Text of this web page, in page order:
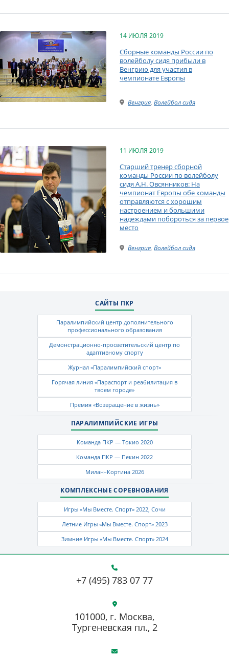
14 ИЮЛЯ 2019
Сборные команды России по
волейболу сидя прибыли в
Венгрию для участия в
чемпионате Европы
Венгрия, Волейбол сидя
11 ИЮЛЯ 2019
Старший тренер сборной
команды России по волейболу
сидя А.Н. Овсянников: На
чемпионат Европы обе команды
отправляются с хорошим
настроением и большими
надеждами побороться за первое
место
Венгрия, Волейбол сидя
САЙТЫ ПКР
Паралимпийский центр дополнительного
профессионального образования
Демонстрационно-просветительский центр по
адаптивному спорту
Журнал «Паралимпийский спорт»
Горячая линия «Параспорт и реабилитация в
твоем городе»
Премия «Возвращение в жизнь»
ПАРАЛИМПИЙСКИЕ ИГРЫ
Команда ПКР — Токио 2020
Команда ПКР — Пекин 2022
Милан–Кортина 2026
КОМПЛЕКСНЫЕ СОРЕВНОВАНИЯ
Игры «Мы Вместе. Спорт» 2022, Сочи
Летние Игры «Мы Вместе. Спорт» 2023
Зимние Игры «Мы Вместе. Спорт» 2024
+7 (495) 783 07 77
101000, г. Москва,
Тургеневская пл., 2